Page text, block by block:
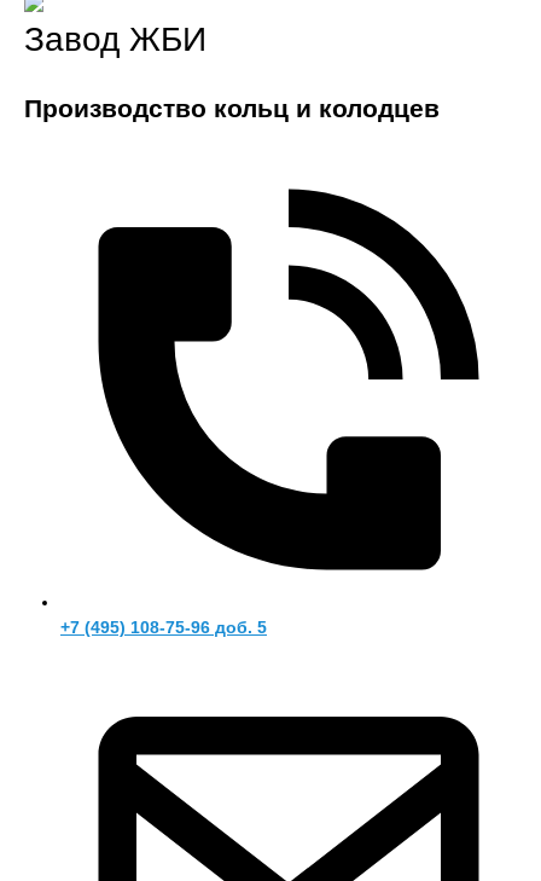
Завод ЖБИ
Производство кольц и колодцев
+7 (495) 108-75-96 доб. 5